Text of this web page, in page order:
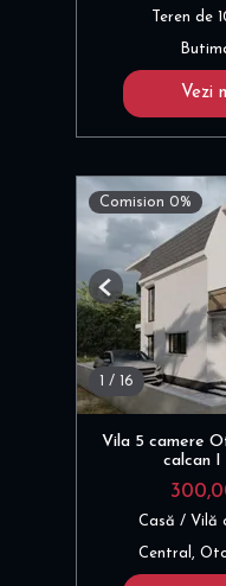
Teren de
Vezi
Comision 0%
1 / 16
Previous
Vila 5 camere
calcan I
Casă / Vilă
Central,